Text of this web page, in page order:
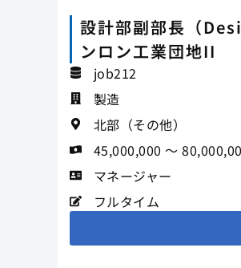
設計部副部長（
ンロン工業団地II
job212
製造
北部（その他）
45,000,000 ～
マネージャー
フルタイム